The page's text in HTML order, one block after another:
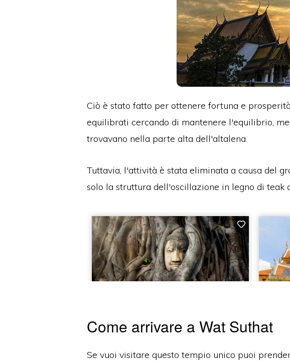
Ciò è stato fatto per ottenere fortuna e
equilibrati cercando di mantenere l'equilibrio,
trovavano nella parte alta dell'altalena.
Tuttavia, l'attività è stata eliminata a causa del
solo la struttura dell'oscillazione in legno di teak
Come arrivare a Wat Suthat
Se vuoi visitare questo tempio unico puoi